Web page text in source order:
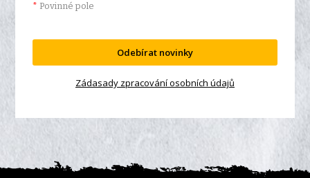
* Povinné pole
Odebírat novinky
Zádasady zpracování osobních údajů